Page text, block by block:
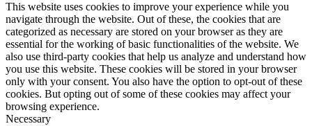
This website uses cookies to improve your experience while you
navigate through the website. Out of these, the cookies that are
categorized as necessary are stored on your browser as they are
essential for the working of basic functionalities of the website. We
also use third-party cookies that help us analyze and understand how
you use this website. These cookies will be stored in your browser
only with your consent. You also have the option to opt-out of these
cookies. But opting out of some of these cookies may affect your
browsing experience.
Necessary